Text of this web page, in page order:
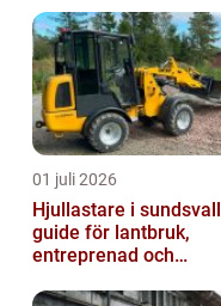
01 juli 2026
Hjullastare i sundsvall
guide för lantbruk,
entreprenad och